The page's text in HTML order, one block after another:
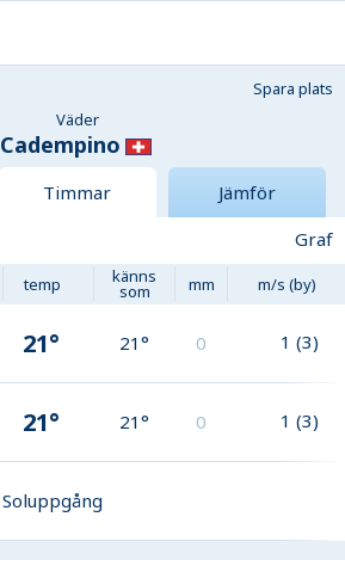
Spara plats
Väder
Cadempino
Timmar
Jämför
Graf
temp känns
som mm m/s (by)
21° 21° 0 1 (3)
21° 21° 0 1 (3)
Soluppgång